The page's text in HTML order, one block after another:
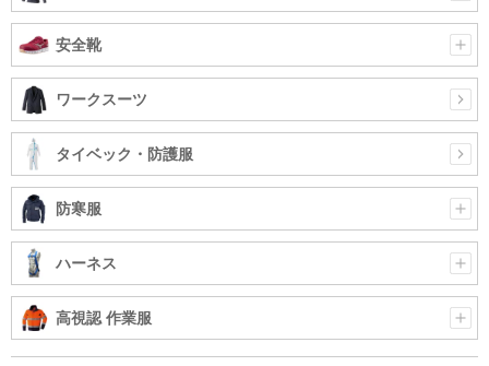
安全靴
ワークスーツ
タイベック・防護服
防寒服
ハーネス
高視認 作業服